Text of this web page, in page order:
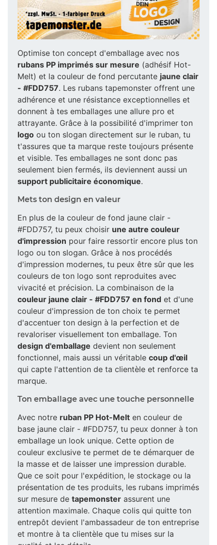
Optimise ton concept d'emballage avec nos
rubans PP imprimés sur mesure (adhésif Hot-
Melt) et la couleur de fond percutante jaune clair
- #FDD757. Les rubans tapemonster offrent une
adhérence et une résistance exceptionnelles et
donnent à tes emballages une allure pro et
attrayante. Grâce à la possibilité d'imprimer ton
logo ou ton slogan directement sur le ruban, tu
t'assures que ta marque reste toujours présente
et visible. Tes emballages ne sont donc pas
seulement bien fermés, ils deviennent aussi un
support publicitaire économique.
Mets ton design en valeur
En plus de la couleur de fond jaune clair -
#FDD757, tu peux choisir une autre couleur
d'impression pour faire ressortir encore plus ton
logo ou ton slogan. Grâce à nos procédés
d'impression modernes, tu peux être sûr que les
couleurs de ton logo sont reproduites avec
vivacité et précision. La combinaison de la
couleur jaune clair - #FDD757 en fond et d'une
couleur d'impression de ton choix te permet
d'accentuer ton design à la perfection et de
revaloriser visuellement ton emballage. Ton
design d'emballage devient non seulement
fonctionnel, mais aussi un véritable coup d'œil
qui capte l'attention de ta clientèle et renforce ta
marque.
Ton emballage avec une touche personnelle
Avec notre ruban PP Hot-Melt en couleur de
base jaune clair - #FDD757, tu peux donner à ton
emballage un look unique. Cette option de
couleur exclusive te permet de te démarquer de
la masse et de laisser une impression durable.
Que ce soit pour l'expédition, le stockage ou la
présentation de tes produits, les rubans imprimés
sur mesure de tapemonster assurent une
attention maximale. Chaque colis qui quitte ton
entrepôt devient l'ambassadeur de ton entreprise
et montre à ta clientèle que tu mises sur la